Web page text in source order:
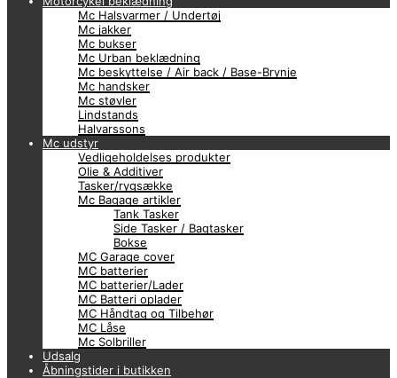
Mc Halsvarmer / Undertøj
Mc jakker
Mc bukser
Mc Urban beklædning
Mc beskyttelse / Air back / Base-Brynje
Mc handsker
Mc støvler
Lindstands
Halvarssons
Mc udstyr
Vedligeholdelses produkter
Olie & Additiver
Tasker/rygsække
Mc Bagage artikler
Tank Tasker
Side Tasker / Bagtasker
Bokse
MC Garage cover
MC batterier
MC batterier/Lader
MC Batteri oplader
MC Håndtag og Tilbehør
MC Låse
Mc Solbriller
Udsalg
Åbningstider i butikken